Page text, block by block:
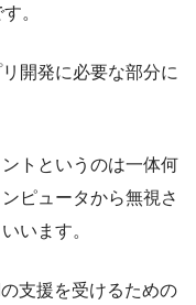
。
開発に必要な部分に
トというのは一体何
ピュータから無視さ
います。
支援を受けるための